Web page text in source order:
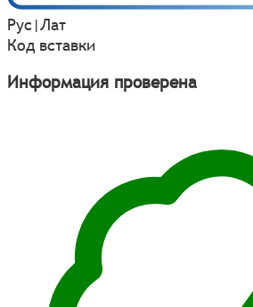
Рус|Лат
Код вставки
Информация проверена